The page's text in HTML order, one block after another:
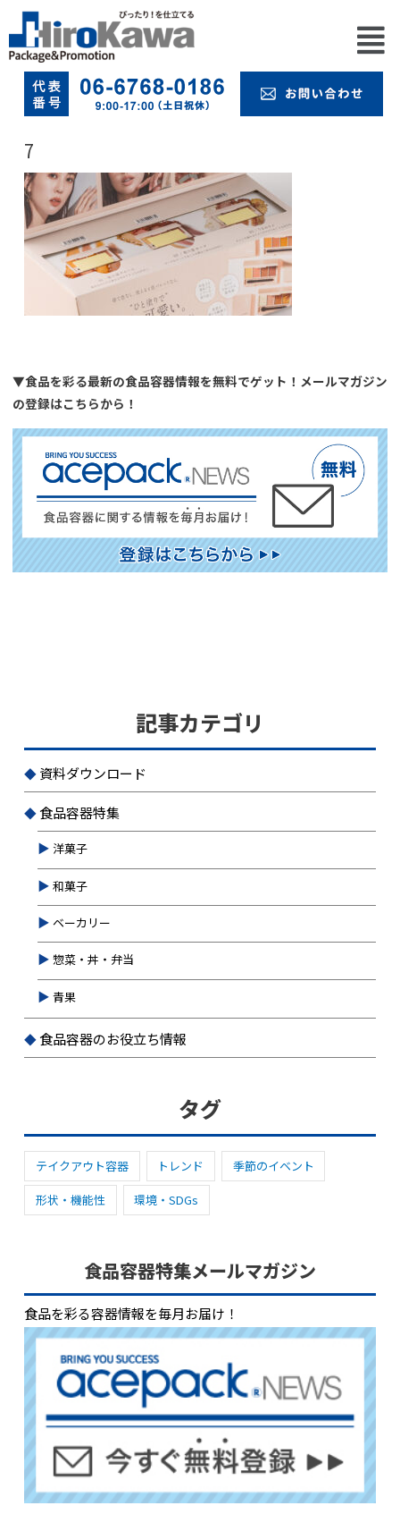
7
▼食品を彩る最新の食品容器情報を無料でゲット！メールマガジン
の登録はこちらから！
記事カテゴリ
資料ダウンロード
食品容器特集
洋菓子
和菓子
ベーカリー
惣菜・丼・弁当
青果
食品容器のお役立ち情報
タグ
テイクアウト容器 トレンド
季節のイベント
形状・機能性
環境・SDGs
食品容器特集メールマガジン
食品を彩る容器情報を毎月お届け！